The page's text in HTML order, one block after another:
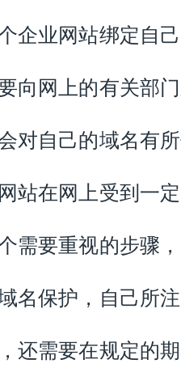
企业网站绑定自
向网上的有关部
对自己的域名有
站在网上受到一
需要重视的步骤
名保护，自己所
还需要在规定的